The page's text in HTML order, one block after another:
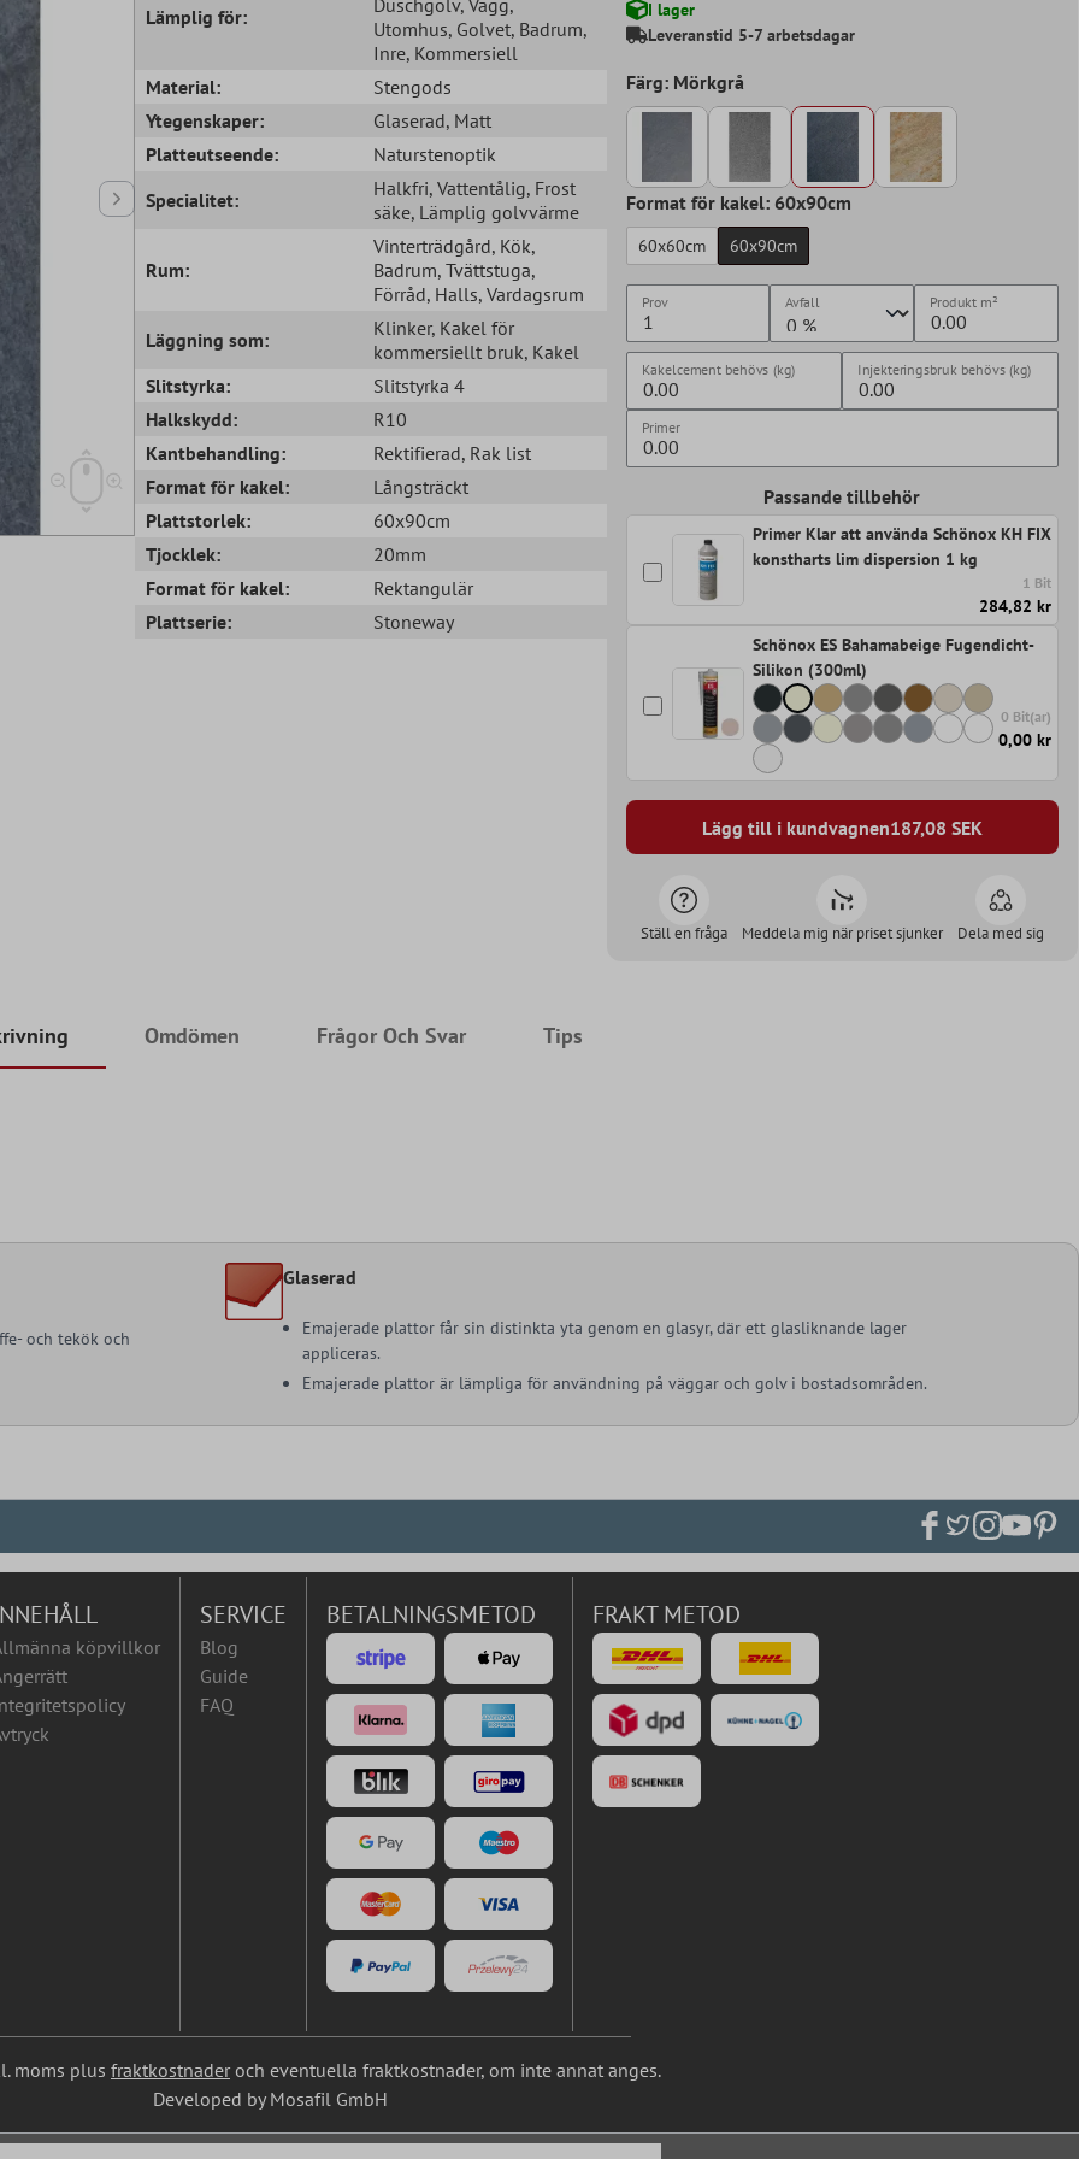
Lämplig för:
Utomhus, Golvet, Badrum,
Inre, Kommersiell
Material:
Stengods
Ytegenskaper:
Glaserad, Matt
Platteutseende:
Naturstenoptik
Specialitet:
Halkfri, Vattentålig, Frost
säke, Lämplig golvvärme
Rum:
Vinterträdgård, Kök,
Badrum, Tvättstuga,
Förråd, Halls, Vardagsrum
Läggning som:
Klinker, Kakel för
kommersiellt bruk, Kakel
Slitstyrka:
Slitstyrka 4
Halkskydd:
R10
Kantbehandling:
Rektifierad, Rak list
Format för kakel:
Långsträckt
Plattstorlek:
60x90cm
Tjocklek:
20mm
Format för kakel:
Rektangulär
Plattserie:
Stoneway
I lager
Leveranstid 5-7 arbetsdagar
Färg: Mörkgrå
Format för kakel: 60x90cm
60x60cm 60x90cm
Prov Avfall Produkt m²
Kakelcement behövs (kg) Injekteringsbruk behövs (kg)
Primer
Passande tillbehör
Primer Klar att använda Schönox KH FIX
konstharts lim dispersion 1 kg
1 Bit
284,82 kr
Schönox ES Bahamabeige Fugendicht-
Silikon (300ml)
0 Bit(ar)
0,00 kr
Lägg till i kundvagnen187,08 SEK
Ställ en fråga Meddela mig när priset sjunker Dela med sig
Omdömen Frågor Och Svar Tips
och tekök och
Glaserad
Emajerade plattor får sin distinkta yta genom en glasyr, där ett glasliknande lager
appliceras.
Emajerade plattor är lämpliga för användning på väggar och golv i bostadsområden.
köpvillkor
SERVICE
Blog
Guide
FAQ
BETALNINGSMETOD FRAKT METOD
moms plus fraktkostnader och eventuella fraktkostnader, om inte annat anges.
Developed by Mosafil GmbH